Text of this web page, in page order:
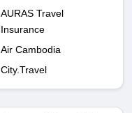
AURAS Travel
Insurance
Air Cambodia
City.Travel